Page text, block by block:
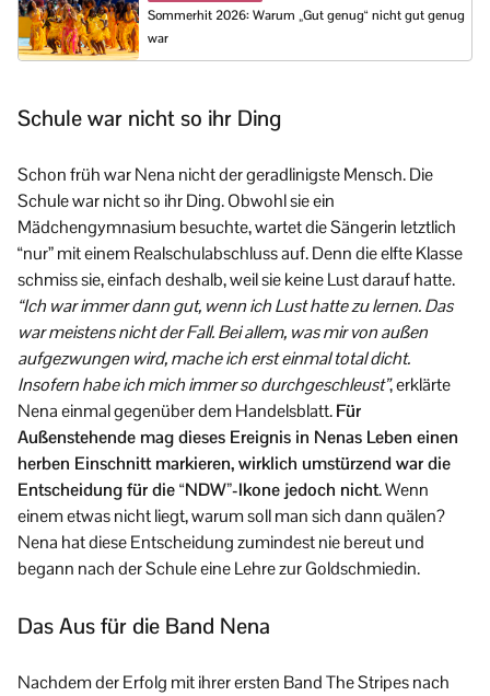
Sommerhit 2026: Warum „Gut genug“ nicht gut genug
war
Schule war nicht so ihr Ding
Schon früh war Nena nicht der geradlinigste Mensch. Die
Schule war nicht so ihr Ding. Obwohl sie ein
Mädchengymnasium besuchte, wartet die Sängerin letztlich
“nur” mit einem Realschulabschluss auf. Denn die elfte Klasse
schmiss sie, einfach deshalb, weil sie keine Lust darauf hatte.
“Ich war immer dann gut, wenn ich Lust hatte zu lernen. Das
war meistens nicht der Fall. Bei allem, was mir von außen
aufgezwungen wird, mache ich erst einmal total dicht.
Insofern habe ich mich immer so durchgeschleust”, erklärte
Nena einmal gegenüber dem Handelsblatt.Für
Außenstehende mag dieses Ereignis in Nenas Leben einen
herben Einschnitt markieren, wirklich umstürzend war die
Entscheidung für die “NDW”-Ikone jedoch nicht. Wenn
einem etwas nicht liegt, warum soll man sich dann quälen?
Nena hat diese Entscheidung zumindest nie bereut und
begann nach der Schule eine Lehre zur Goldschmiedin.
Das Aus für die Band Nena
Nachdem der Erfolg mit ihrer ersten Band The Stripes nach